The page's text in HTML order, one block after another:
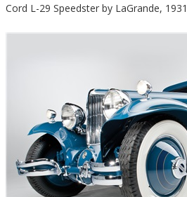
Cord L-29 Speedster by LaGrande, 1931